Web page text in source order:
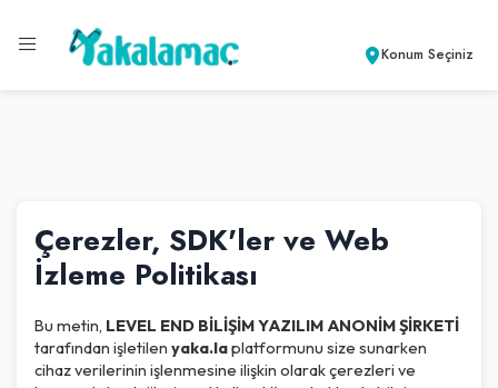
Konum Seçiniz
Çerezler, SDK'ler ve Web
İzleme Politikası
Bu metin, LEVEL END BİLİŞİM YAZILIM ANONİM ŞİRKETİ
tarafından işletilen yaka.laplatformunu size sunarken
cihaz verilerinin işlenmesine ilişkin olarak çerezleri ve